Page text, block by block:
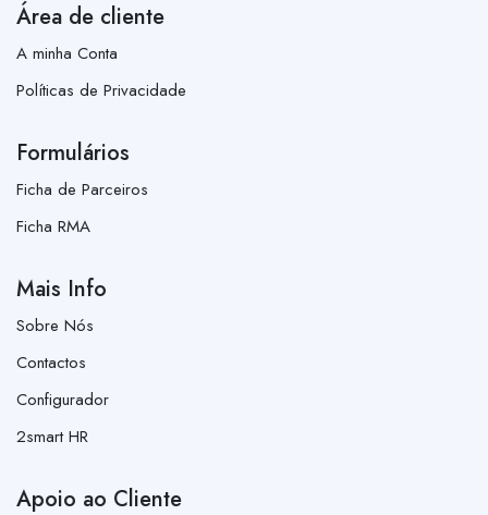
Área de cliente
A minha Conta
Políticas de Privacidade
Formulários
Ficha de Parceiros
Ficha RMA
Mais Info
Sobre Nós
Contactos
Configurador
2smart HR
Apoio ao Cliente